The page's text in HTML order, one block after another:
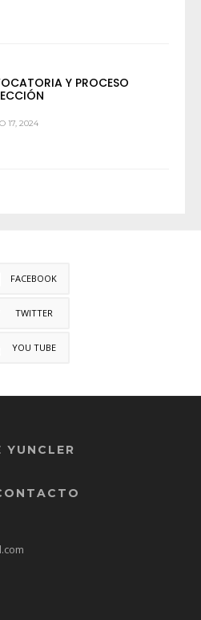
Y PROCESO
17, 2024
FACEBOOK
TWITTER
YOU TUBE